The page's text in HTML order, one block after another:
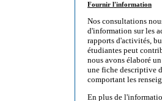
Fournir l'information
Nos consultations
d'information sur les
rapports d'activités,
étudiantes peut
nous avons élaboré
une fiche descriptive
comportant les
En plus de